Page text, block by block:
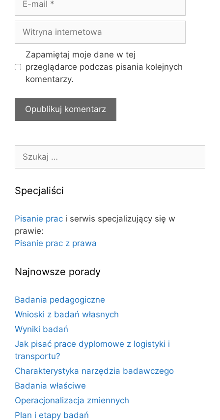
a
m
i
r
a
n
e
e
w
a
Zapamiętaj moje dane w tej
przeglądarce podczas pisania kolejnych
komentarzy.
k
:
Specjaliści
Pisanie prac i serwis specjalizujący się w
prawie:
Pisanie prac z prawa
Najnowsze porady
Badania pedagogiczne
Wnioski z badań własnych
Wyniki badań
Jak pisać prace dyplomowe z logistyki i
transportu?
Charakterystyka narzędzia badawczego
Badania właściwe
Operacjonalizacja zmiennych
Plan i etapy badań